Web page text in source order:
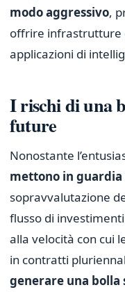
modo aggressivo,
offrire infrastrutture
applicazioni di
I rischi di una
future
Nonostante
mettono in guardia
sopravvalutazione
flusso di
alla velocità con cui
in contratti
generare una bolla